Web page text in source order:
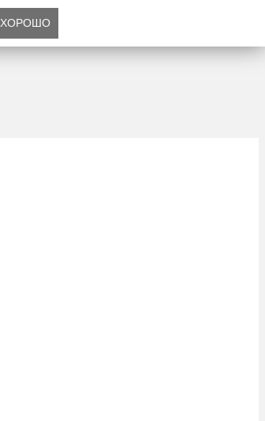
ХОРОШО